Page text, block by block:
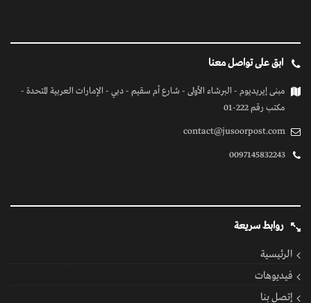
ابق على تواصل معنا
مبنى إيريديوم - البرشاء الأولى - شارع أم سقيم - دبي - الإمارات العربية المتحدة -
مكتب رقم 222-01
contact@jusoorpost.com
0097145832243
روابط سريعة
الرئيسية
فيديوهات
إتصل بنا